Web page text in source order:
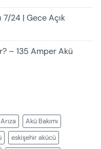
7/24 | Gece Açık
– 135 Amper Akü
Akü Bakımı
eskişehir akücü